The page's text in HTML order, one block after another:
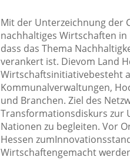
Mit der Unterzeichnung der
nachhaltiges Wirtschaften
dass das Thema
verankert ist. Dievom Land
Wirtschaftsinitiativebesteht
Kommunalverwaltungen,
und Branchen. Ziel des
Transformationsdiskurs zur
Nationen zu begleiten. Vor
Hessen
Wirtschaftengemacht